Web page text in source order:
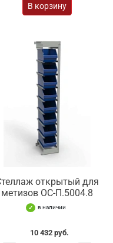
В корзину
открытый для
метизов ОС-П.5004.8
в наличии
10 432 руб.